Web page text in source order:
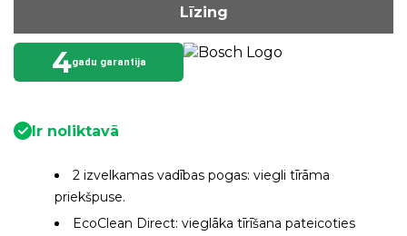
4gadu garantija
Līzing
Ir noliktavā
2 izvelkamas vadības pogas: viegli tīrāma
priekšpuse.
EcoClean Direct: vieglāka tīrīšana pateicoties